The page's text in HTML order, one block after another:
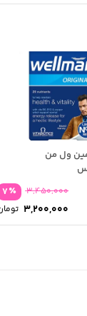
تومان
ول من
٪7 3,450,000
3,200,000